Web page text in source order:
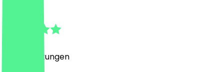
Bewertungen